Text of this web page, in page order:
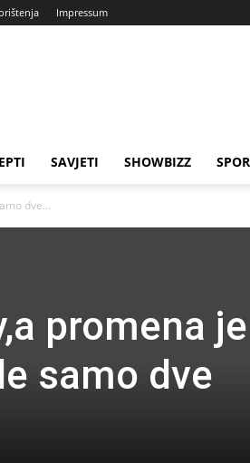
Impressum
SAVJETI SHOWBIZZ
dve...
promena je
samo dve